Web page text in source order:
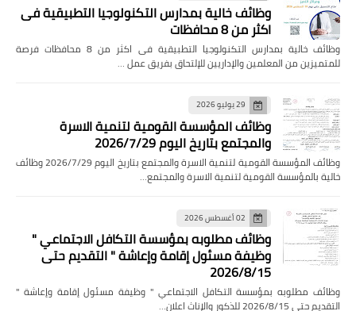
وظائف خالية بمدارس التكنولوجيا التطبيقية فى
اكثر من 8 محافظات
وظائف خالية بمدارس التكنولوجيا التطبيقية فى اكثر من 8 محافظات فرصة
للمتميزين من المعلمين والإداريين للإلتحاق بفريق عمل …
29 يوليو 2026
وظائف المؤسسة القومية لتنمية الاسرة
والمجتمع بتاريخ اليوم 2026/7/29
وظائف المؤسسة القومية لتنمية الاسرة والمجتمع بتاريخ اليوم 2026/7/29 وظائف
خالية بالمؤسسة القومية لتنمية الاسرة والمجتمع…
02 أغسطس 2026
وظائف مطلوبه بمؤسسة التكافل الاجتماعي "
وظيفة مسئول إقامة وإعاشة " التقديم حتى
2026/8/15
وظائف مطلوبه بمؤسسة التكافل الاجتماعي " وظيفة مسئول إقامة وإعاشة "
التقديم حتى 2026/8/15 للذكور والإناث اعلان…